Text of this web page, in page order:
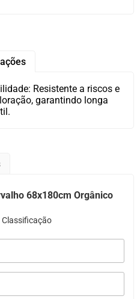
Resistente a riscos e
garantindo longa
68x180cm Orgânico
Classificação